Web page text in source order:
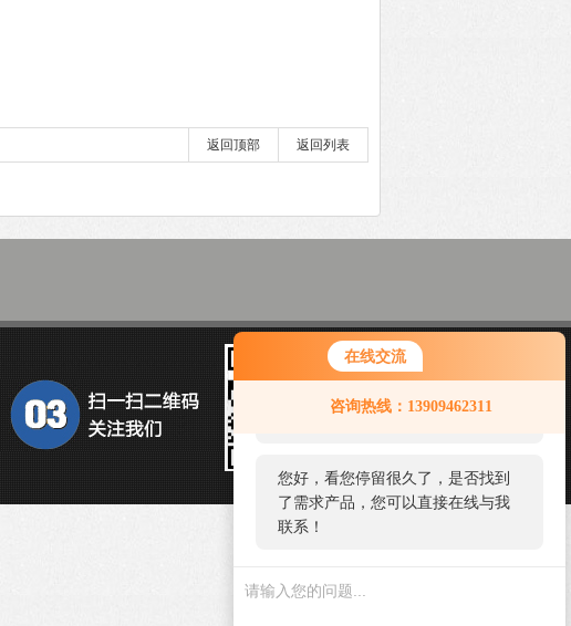
在线交流
咨询热线：13909462311
您好！欢迎前来咨询，很高兴为您
服务，请问您要咨询什么问题呢？
您好，看您停留很久了，是否找到
了需求产品，您可以直接在线与我
联系！
返回列表
返回顶部